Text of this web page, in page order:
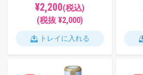
¥2,200(税込)
(税抜 ¥2,000)
トレイに入れる